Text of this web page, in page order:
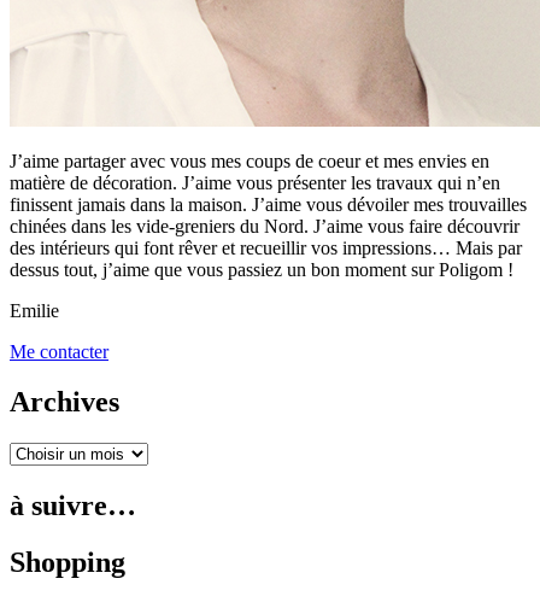
J’aime partager avec vous mes coups de coeur et mes envies en
matière de décoration. J’aime vous présenter les travaux qui n’en
finissent jamais dans la maison. J’aime vous dévoiler mes trouvailles
chinées dans les vide-greniers du Nord. J’aime vous faire découvrir
des intérieurs qui font rêver et recueillir vos impressions… Mais par
dessus tout, j’aime que vous passiez un bon moment sur Poligom !
Emilie
Me contacter
Archives
à suivre…
Shopping